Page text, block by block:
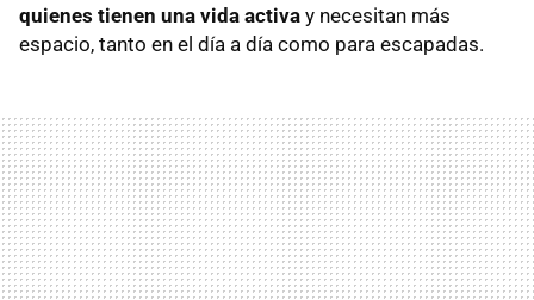
quienes tienen una vida activa y necesitan más
espacio, tanto en el día a día como para escapadas.